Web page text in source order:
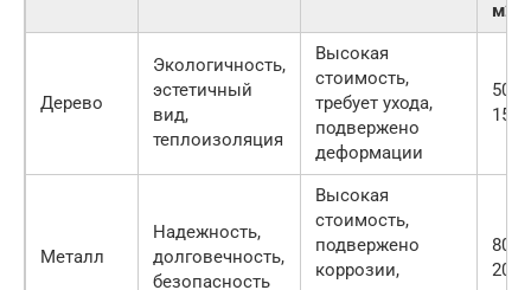
м2)
Дерево
Экологичность,
эстетичный
вид,
теплоизоляция
Высокая
стоимость,
требует ухода,
подвержено
деформации
Металл
Надежность,
долговечность,
безопасность
Высокая
стоимость,
подвержено
коррозии,